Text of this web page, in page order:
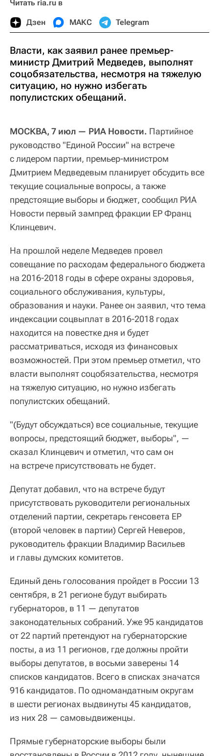
Читать ria.ru в
Дзен МАКС Telegram
Власти, как заявил ранее премьер-
министр Дмитрий Медведев, выполнят
соцобязательства, несмотря на тяжелую
ситуацию, но нужно избегать
популистских обещаний.
МОСКВА, 7 июл — РИА Новости. Партийное
руководство "Единой России" на встрече
с лидером партии, премьер-министром
Дмитрием Медведевым планирует обсудить все
текущие социальные вопросы, а также
предстоящие выборы и бюджет, сообщил РИА
Новости первый зампред фракции ЕР Франц
Клинцевич.
На прошлой неделе Медведев провел
совещание по расходам федерального бюджета
на 2016-2018 годы в сфере охраны здоровья,
социального обслуживания, культуры,
образования и науки. Ранее он заявил, что тема
индексации соцвыплат в 2016-2018 годах
находится на повестке дня и будет
рассматриваться, исходя из финансовых
возможностей. При этом премьер отметил, что
власти выполнят соцобязательства, несмотря
на тяжелую ситуацию, но нужно избегать
популистских обещаний.
"(Будут обсуждаться) все социальные, текущие
вопросы, предстоящий бюджет, выборы", —
сказал Клинцевич и отметил, что сам он
на встрече присутствовать не будет.
Депутат добавил, что на встрече будут
присутствовать руководители региональных
отделений партии, секретарь генсовета ЕР
(второй человек в партии) Сергей Неверов,
руководитель фракции Владимир Васильев
и главы думских комитетов.
Единый день голосования пройдет в России 13
сентября, в 21 регионе будут выбирать
губернаторов, в 11 — депутатов
законодательных собраний. Уже 95 кандидатов
от 22 партий претендуют на губернаторские
посты, а из 11 регионов, где должны пройти
выборы депутатов, в восьми заверены 14
списков кандидатов. Всего в списках значатся
916 кандидатов. По одномандатным округам
в шести регионах выдвинуты 45 кандидатов,
из них 28 — самовыдвиженцы.
Прямые губернаторские выборы были